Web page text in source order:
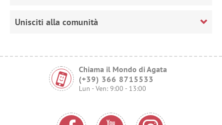
Unisciti alla comunità
Chiama il Mondo di Agata
(+39) 366 8715533
Lun - Ven: 9:00 - 13:00